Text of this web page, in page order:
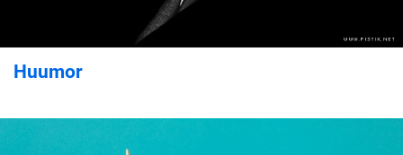
Huumor